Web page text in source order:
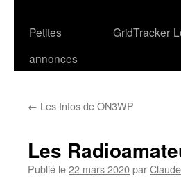
Petites
annonces
GridTracker
← Les Infos de ON3WP
Les
Publié le22 mars 2020par